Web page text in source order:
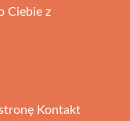
Ciebie z
Kontakt